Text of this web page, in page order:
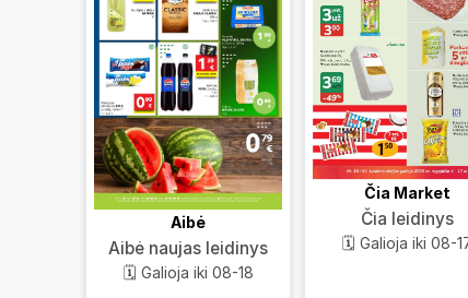
Aibė
Aibė naujas leidinys
🗓️ Galioja iki 08-18
Čia Market
Čia leidinys
🗓️ Galioja iki 08-